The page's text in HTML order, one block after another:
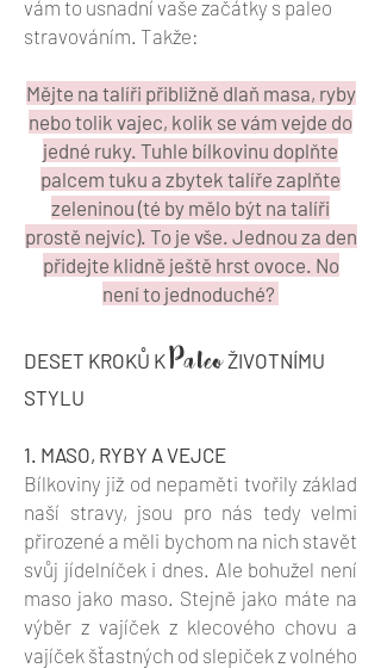
vám to usnadní vaše začátky s paleo
stravováním. Takže:
Mějte na talíři přibližně dlaň masa, ryby
nebo tolik vajec, kolik se vám vejde do
jedné ruky. Tuhle bílkovinu doplňte
palcem tuku a zbytek talíře zaplňte
zeleninou (té by mělo být na talíři
prostě nejvíc). To je vše. Jednou za den
přidejte klidně ještě hrst ovoce. No
není to jednoduché?
DESET KROKŮ KPaleoŽIVOTNÍMU
STYLU
1. MASO, RYBY A VEJCE
Bílkoviny již od nepaměti tvořily základ
naší stravy, jsou pro nás tedy velmi
přirozené a měli bychom na nich stavět
svůj jídelníček i dnes. Ale bohužel není
maso jako maso. Stejně jako máte na
výběr z vajíček z klecového chovu a
vajíček šťastných od slepiček z volného